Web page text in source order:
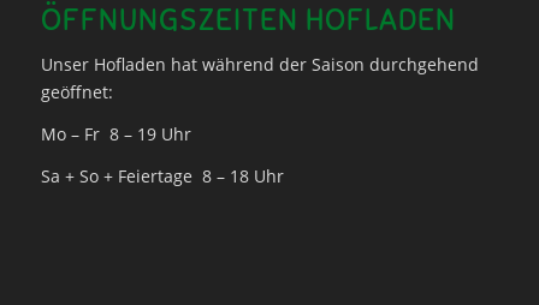
ÖFFNUNGSZEITEN HOFLADEN
Unser Hofladen hat während der Saison durchgehend
geöffnet:
Mo – Fr 8 – 19 Uhr
Sa + So + Feiertage 8 – 18 Uhr